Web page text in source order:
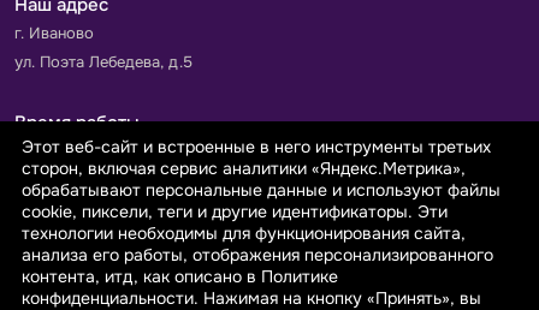
Наш адрес
г. Иваново
ул. Поэта Лебедева, д.5
Время работы
Пн-Пт с 9.00 до 18.00
Сб-Вс: выходной
Принимаем к оплате
Этот веб-сайт и встроенные в него инструменты третьих
сторон, включая сервис аналитики «Яндекс.Метрика»,
обрабатывают персональные данные и используют файлы
cookie, пиксели, теги и другие идентификаторы. Эти
технологии необходимы для функционирования сайта,
анализа его работы, отображения персонализированного
контента, итд, как описано в Политике
конфиденциальности. Нажимая на кнопку «Принять», вы